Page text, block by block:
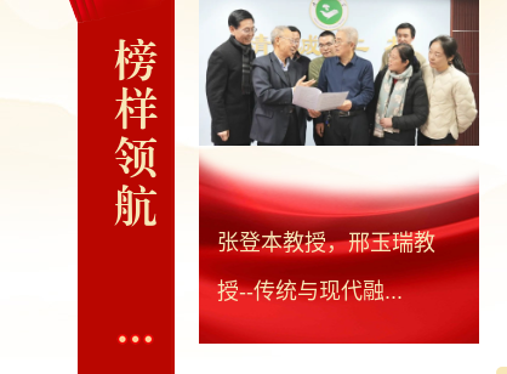
榜
样
领
航
张登本教授，邢玉瑞教
授--传统与现代融...